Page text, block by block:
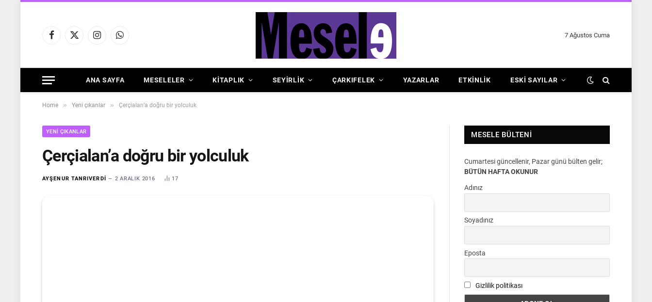
Facebook
X
InstagramWhatsApp
7 Ağustos Cuma
ANA SAYFA MESELELER KİTAPLIK SEYİRLİK ÇARKIFELEK YAZARLAR ETKINLIK ESKI SAYILAR
Home » Yeni çıkanlar » Çerçialan’a doğru bir yolculuk
YENI ÇIKANLAR
Çerçialan’a doğru bir yolculuk
AYŞENUR TANRIVERDI 2 ARALIK 2016 17
MESELE BÜLTENI
Cumartesi güncellenir, Pazar günü bülten gelir;
BÜTÜN HAFTA OKUNUR
Adınız
Soyadınız
Eposta
Gizlilik politikası